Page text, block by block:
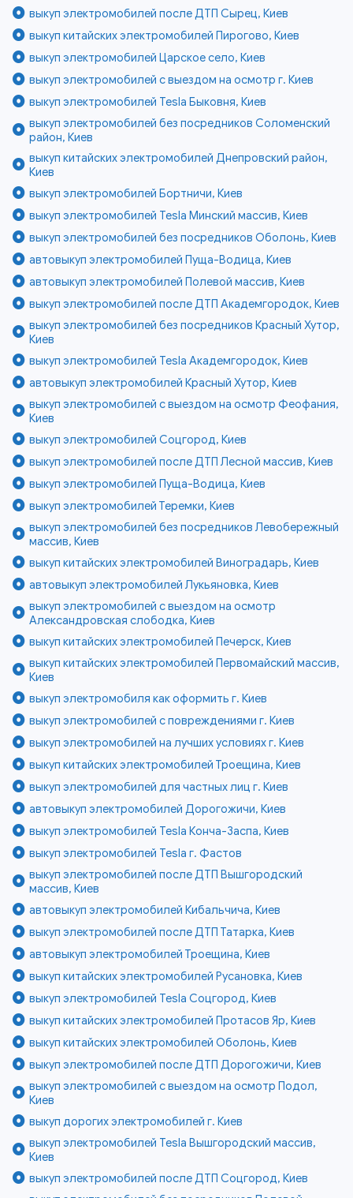
выкуп электромобилей после ДТП Сырец, Киев
выкуп китайских электромобилей Пирогово, Киев
выкуп электромобилей Царское село, Киев
выкуп электромобилей с выездом на осмотр г. Киев
выкуп электромобилей Tesla Быковня, Киев
выкуп электромобилей без посредников Соломенский
район, Киев
выкуп китайских электромобилей Днепровский район,
Киев
выкуп электромобилей Бортничи, Киев
выкуп электромобилей Tesla Минский массив, Киев
выкуп электромобилей без посредников Оболонь, Киев
автовыкуп электромобилей Пуща-Водица, Киев
автовыкуп электромобилей Полевой массив, Киев
выкуп электромобилей после ДТП Академгородок, Киев
выкуп электромобилей без посредников Красный Хутор,
Киев
выкуп электромобилей Tesla Академгородок, Киев
автовыкуп электромобилей Красный Хутор, Киев
выкуп электромобилей с выездом на осмотр Феофания,
Киев
выкуп электромобилей Соцгород, Киев
выкуп электромобилей после ДТП Лесной массив, Киев
выкуп электромобилей Пуща-Водица, Киев
выкуп электромобилей Теремки, Киев
выкуп электромобилей без посредников Левобережный
массив, Киев
выкуп китайских электромобилей Виноградарь, Киев
автовыкуп электромобилей Лукьяновка, Киев
выкуп электромобилей с выездом на осмотр
Александровская слободка, Киев
выкуп китайских электромобилей Печерск, Киев
выкуп китайских электромобилей Первомайский массив,
Киев
выкуп электромобиля как оформить г. Киев
выкуп электромобилей с повреждениями г. Киев
выкуп электромобилей на лучших условиях г. Киев
выкуп китайских электромобилей Троещина, Киев
выкуп электромобилей для частных лиц г. Киев
автовыкуп электромобилей Дорогожичи, Киев
выкуп электромобилей Tesla Конча-Заспа, Киев
выкуп электромобилей Tesla г. Фастов
выкуп электромобилей после ДТП Вышгородский
массив, Киев
автовыкуп электромобилей Кибальчича, Киев
выкуп электромобилей после ДТП Татарка, Киев
автовыкуп электромобилей Троещина, Киев
выкуп китайских электромобилей Русановка, Киев
выкуп электромобилей Tesla Соцгород, Киев
выкуп китайских электромобилей Протасов Яр, Киев
выкуп китайских электромобилей Оболонь, Киев
выкуп электромобилей после ДТП Дорогожичи, Киев
выкуп электромобилей с выездом на осмотр Подол,
Киев
выкуп дорогих электромобилей г. Киев
выкуп электромобилей Tesla Вышгородский массив,
Киев
выкуп электромобилей после ДТП Соцгород, Киев